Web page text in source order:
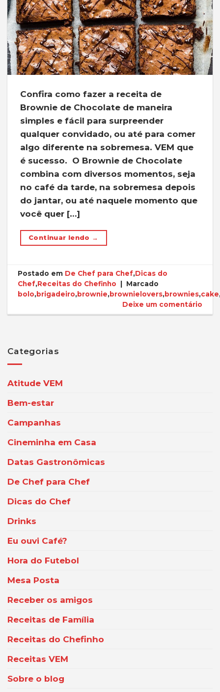
Confira como fazer a receita de
Brownie de Chocolate de maneira
simples e fácil para surpreender
qualquer convidado, ou até para comer
algo diferente na sobremesa. VEM que
é sucesso. O Brownie de Chocolate
combina com diversos momentos, seja
no café da tarde, na sobremesa depois
do jantar, ou até naquele momento que
você quer […]
Continuar lendo →
Postado em De Chef para Chef,Dicas do
Chef,Receitas do Chefinho
Marcado
bolo,brigadeiro,brownie,brownielovers,brownies,cake
Deixe um comentário
Categorias
Atitude VEM
Bem-estar
Campanhas
Cineminha em Casa
Datas Gastronômicas
De Chef para Chef
Dicas do Chef
Drinks
Eu ouvi Café?
Hora do Futebol
Mesa Posta
Receber os amigos
Receitas de Família
Receitas do Chefinho
Receitas VEM
Sobre o blog